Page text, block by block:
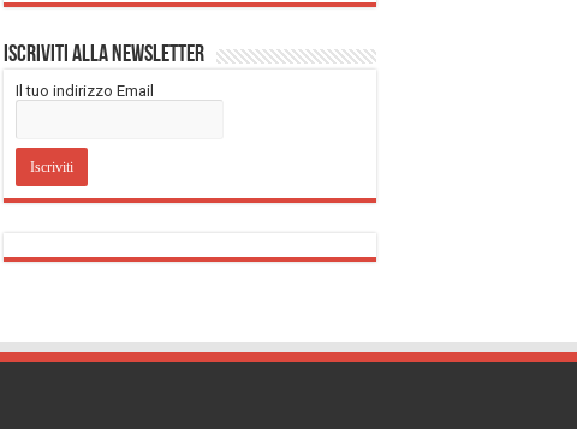
Iscriviti alla Newsletter
Il tuo indirizzo Email